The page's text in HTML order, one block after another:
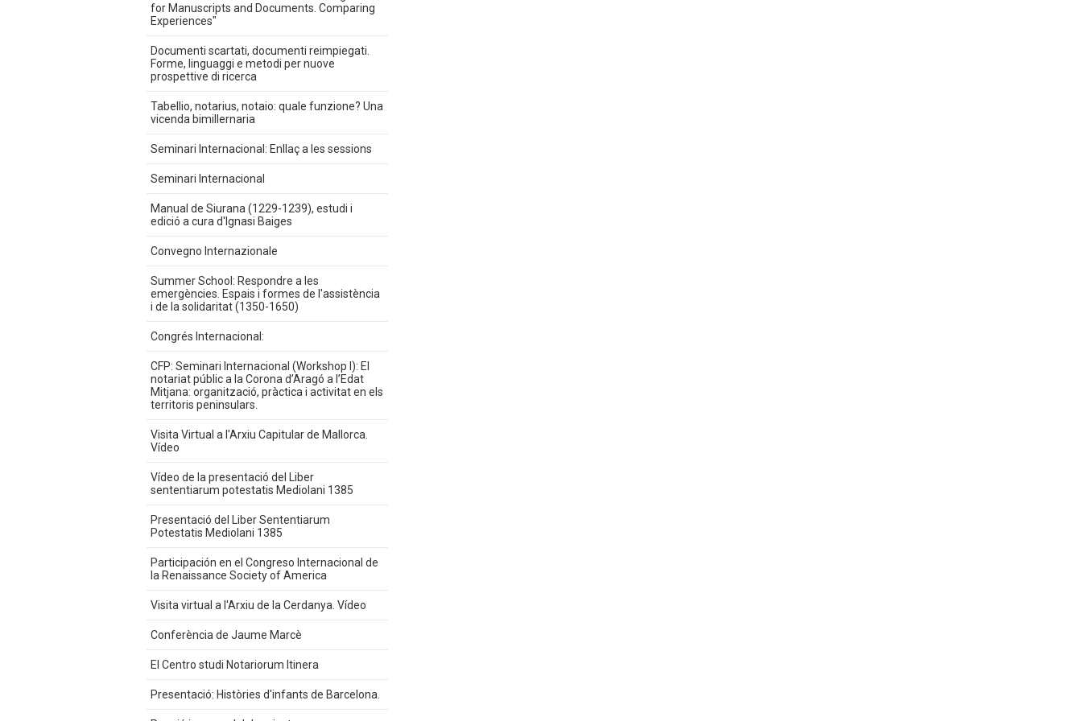
for Manuscripts and Documents. Comparing
Experiences"
Documenti scartati, documenti reimpiegati.
Forme, linguaggi e metodi per nuove
prospettive di ricerca
Tabellio, notarius, notaio: quale funzione? Una
vicenda bimillernaria
Seminari Internacional: Enllaç a les sessions
Seminari Internacional
Manual de Siurana (1229-1239), estudi i
edició a cura d'Ignasi Baiges
Convegno Internazionale
Summer School: Respondre a les
emergències. Espais i formes de l'assistència
i de la solidaritat (1350-1650)
Congrés Internacional:
CFP: Seminari Internacional (Workshop I): El
notariat públic a la Corona d’Aragó a l’Edat
Mitjana: organització, pràctica i activitat en els
territoris peninsulars.
Visita Virtual a l'Arxiu Capitular de Mallorca.
Vídeo
Vídeo de la presentació del Liber
sententiarum potestatis Mediolani 1385
Presentació del Liber Sententiarum
Potestatis Mediolani 1385
Participación en el Congreso Internacional de
la Renaissance Society of America
Visita virtual a l'Arxiu de la Cerdanya. Vídeo
Conferència de Jaume Marcè
El Centro studi Notariorum Itinera
Presentació: Històries d'infants de Barcelona.